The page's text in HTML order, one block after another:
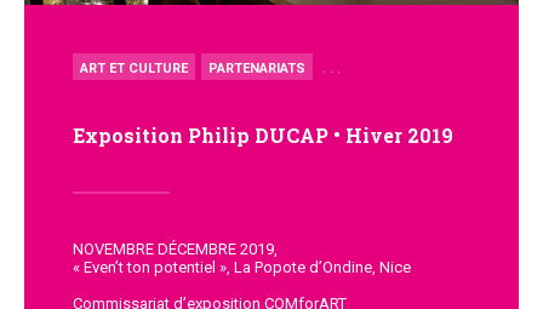
POSTED
IN
ART ET CULTURE PARTENARIATS . . .
Exposition Philip DUCAP • Hiver 2019
NOVEMBRE DÉCEMBRE 2019,
« Even’t ton potentiel », La Popote d’Ondine, Nice
Commissariat d’exposition COMforART